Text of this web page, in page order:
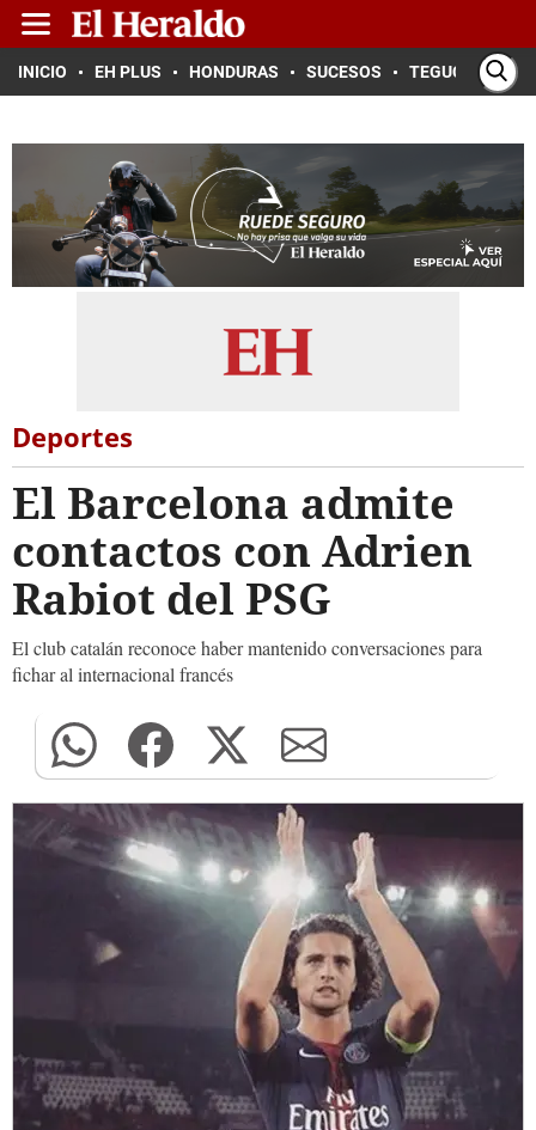
INICIO EH PLUS HONDURAS SUCESOS TEGUCIGALPA
Deportes
El Barcelona admite
contactos con Adrien
Rabiot del PSG
El club catalán reconoce haber mantenido conversaciones para
fichar al internacional francés